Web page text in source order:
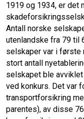
1919 og 1934, er det
Antall norske
utenlandske fra 79 til
selskaper var i første
stort antall
selskapet ble
ved konkurs. Det var
transportforsikring
parentes), av disse